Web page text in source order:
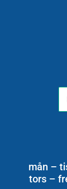
mån –
tors –